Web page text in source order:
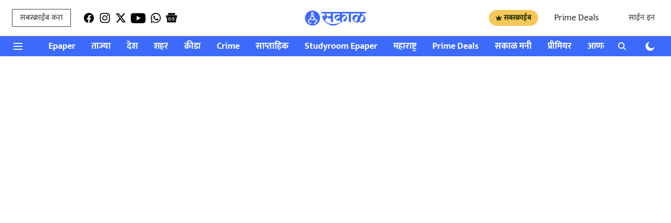
सबस्क्राईब करा सबस्क्राईब Prime Deals साईन इन
Epaper ताज्या देश शहर क्रीडा Crime साप्ताहिक Studyroom Epaper महाराष्ट्र Prime Deals सकाळ मनी प्रीमियर आणखी राशी भविष्य